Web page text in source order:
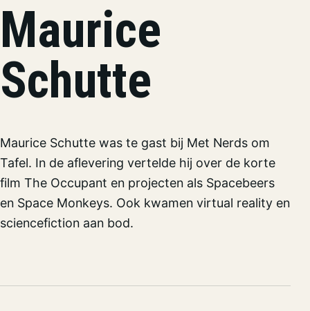
Maurice
Schutte
Maurice Schutte was te gast bij Met Nerds om
Tafel. In de aflevering vertelde hij over de korte
film The Occupant en projecten als Spacebeers
en Space Monkeys. Ook kwamen virtual reality en
sciencefiction aan bod.